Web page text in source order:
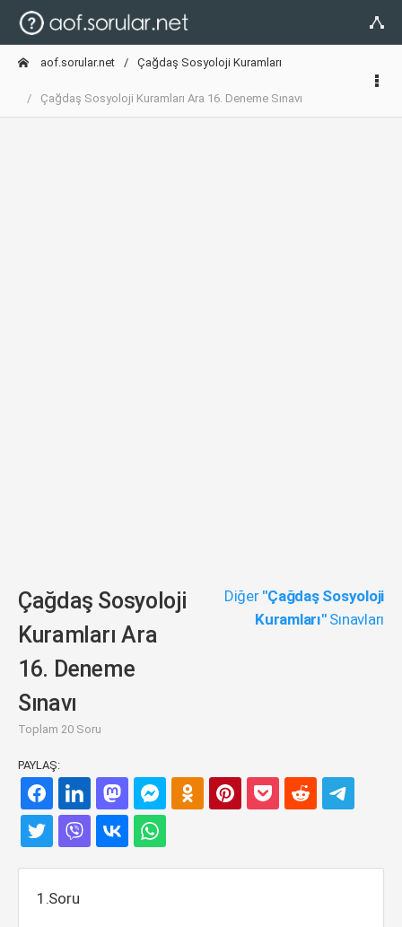
aof.sorular.net Çağdaş Sosyoloji Kuramları
Çağdaş Sosyoloji Kuramları Ara 16. Deneme Sınavı
Çağdaş Sosyoloji
Kuramları Ara
16. Deneme
Sınavı
Toplam 20 Soru
Diğer "Çağdaş Sosyoloji
Kuramları"Sınavları
PAYLAŞ:
1.Soru